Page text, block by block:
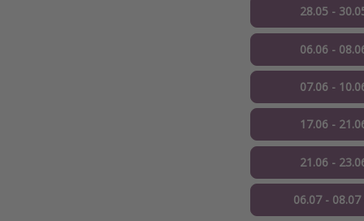
28.05 -
06.06 -
07.06 -
17.06 -
21.06 -
06.07 -